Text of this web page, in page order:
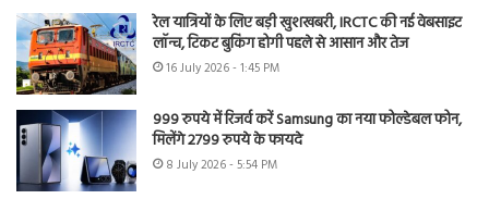
रेल यात्रियों के लिए बड़ी खुशखबरी, IRCTC की नई वेबसाइट
लॉन्च, टिकट बुकिंग होगी पहले से आसान और तेज
16 July 2026 - 1:45 PM
999 रुपये में रिजर्व करें Samsung का नया फोल्डेबल फोन,
मिलेंगे 2799 रुपये के फायदे
8 July 2026 - 5:54 PM